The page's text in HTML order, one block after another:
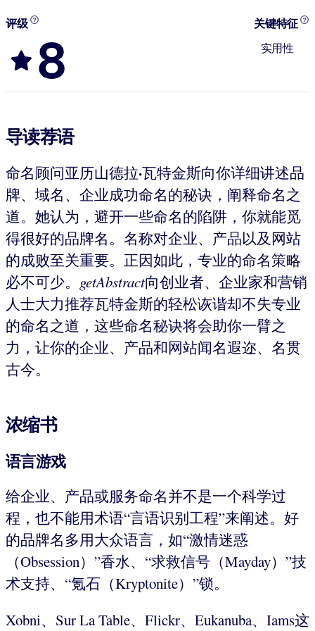
评级
8
关键特征
实用性
导读荐语
命名顾问亚历山德拉·瓦特金斯向你详细讲述品
牌、域名、企业成功命名的秘诀，阐释命名之
道。她认为，避开一些命名的陷阱，你就能觅
得很好的品牌名。名称对企业、产品以及网站
的成败至关重要。正因如此，专业的命名策略
必不可少。 getAbstract向创业者、企业家和营销
人士大力推荐瓦特金斯的轻松诙谐却不失专业
的命名之道，这些命名秘诀将会助你一臂之
力，让你的企业、产品和网站闻名遐迩、名贯
古今。
浓缩书
语言游戏
给企业、产品或服务命名并不是一个科学过
程，也不能用术语“言语识别工程”来阐述。好
的品牌名多用大众语言，如“激情迷惑
（Obsession）”香水、“求救信号（Mayday）”技
术支持、“氪石（Kryptonite）”锁。
Xobni、Sur La Table、Flickr、Eukanuba、Iams这